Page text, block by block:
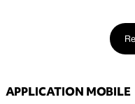
APPLICATION MOBILE